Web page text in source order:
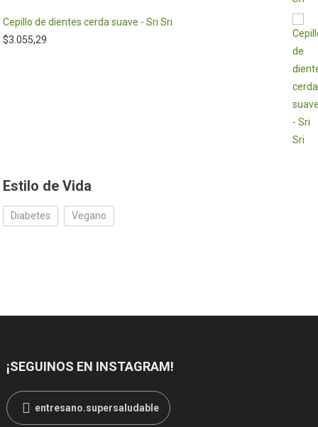
Cepillo de dientes cerda suave - Sri Sri
$3.055,29
Estilo de Vida
Diabetes Vegano
¡SEGUINOS EN INSTAGRAM!
entresano.supersaludable